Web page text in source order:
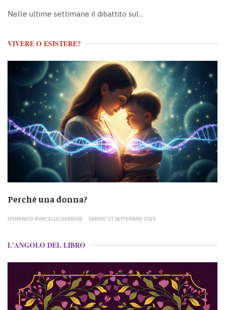
Nelle ultime settimane il dibattito sul...
VIVERE O ESISTERE?
Perché una donna?
DOMENICO MARCELLO GERBASI SABATO 13 SETTEMBRE 2025
L'ANGOLO DEL LIBRO